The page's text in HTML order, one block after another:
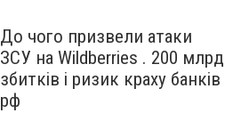
До чого призвели атаки
ЗСУ на Wildberries . 200 млрд
збитків і ризик краху банків
рф